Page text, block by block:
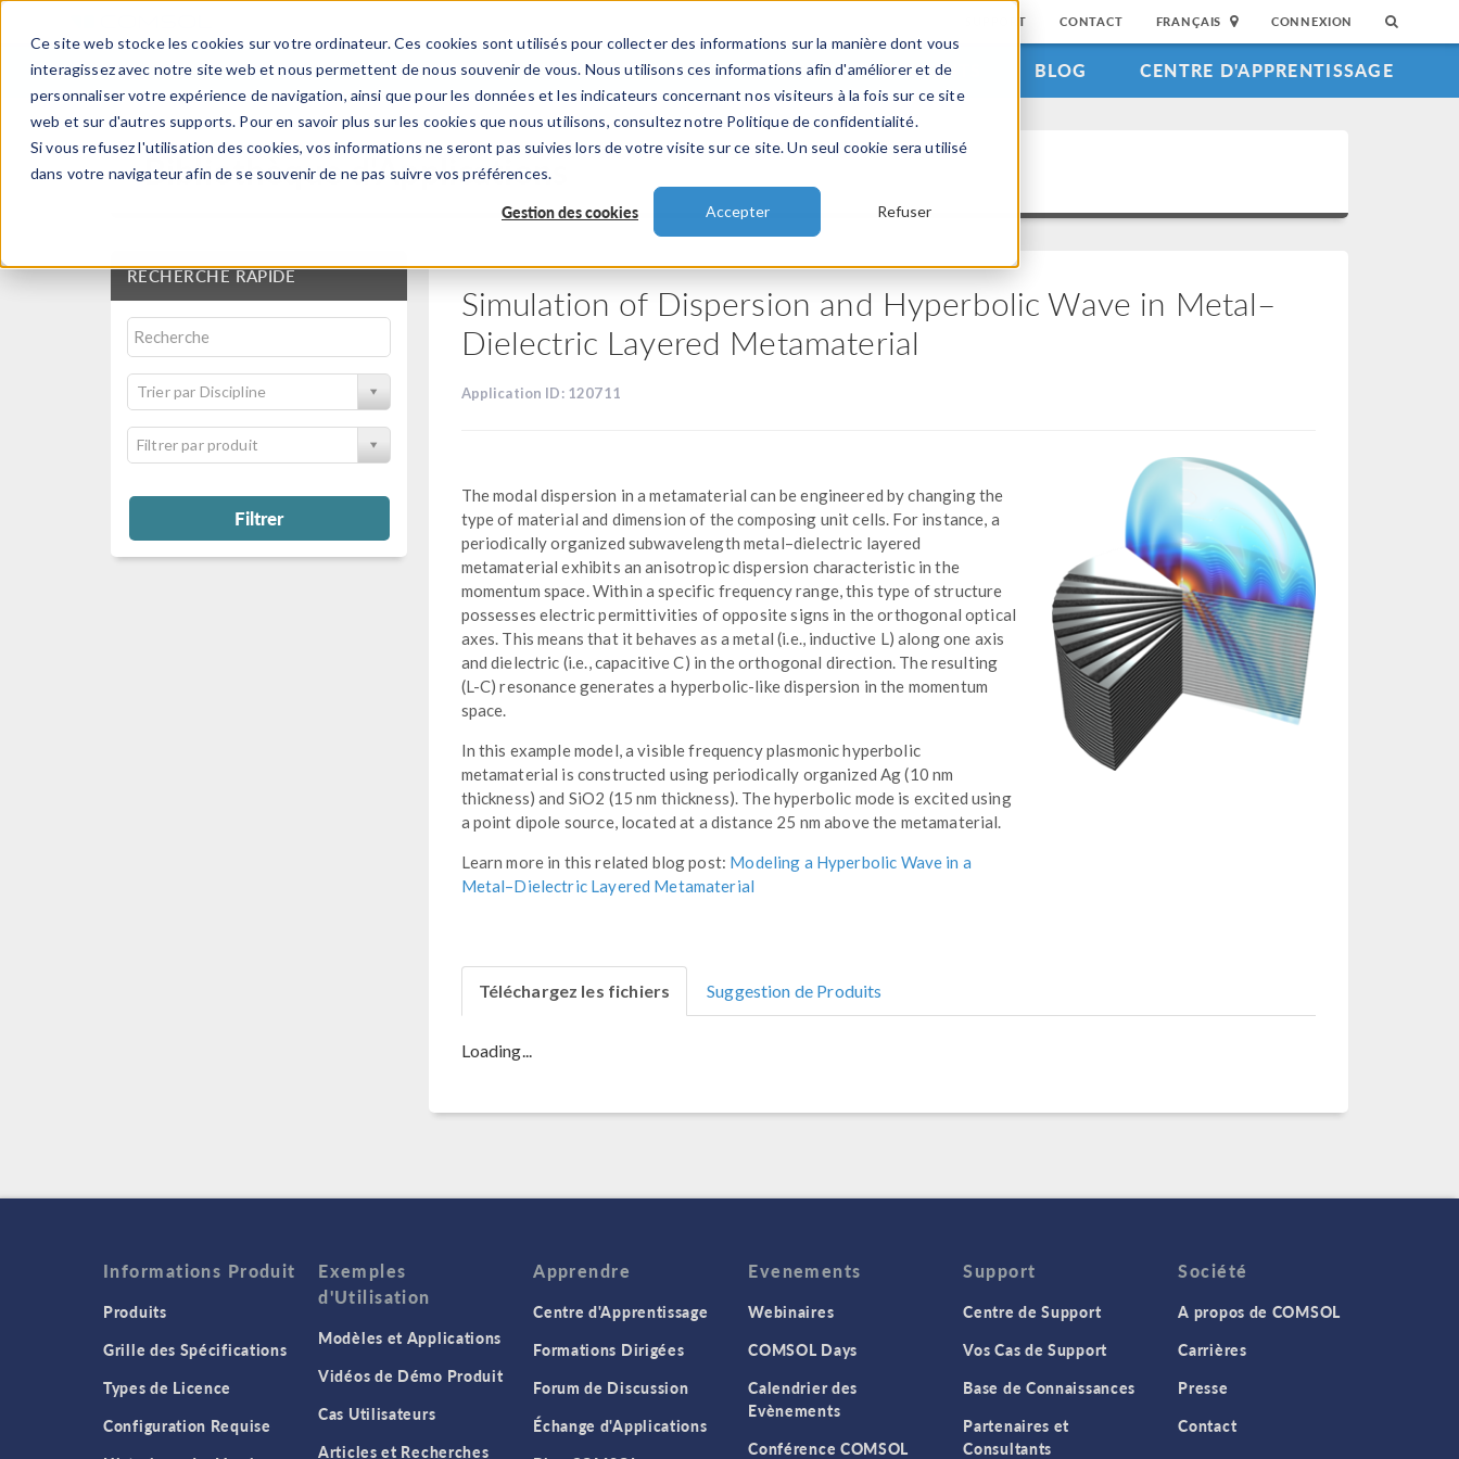
Ce site web stocke les cookies sur votre ordinateur. Ces cookies sont utilisés pour collecter des informations sur la manière dont vous
interagissez avec notre site web et nous permettent de nous souvenir de vous. Nous utilisons ces informations afin d'améliorer et de
personnaliser votre expérience de navigation, ainsi que pour les données et les indicateurs concernant nos visiteurs à la fois sur ce site
web et sur d'autres supports. Pour en savoir plus sur les cookies que nous utilisons, consultez notre Politique de confidentialité.
Si vous refusez l'utilisation des cookies, vos informations ne seront pas suivies lors de votre visite sur ce site. Un seul cookie sera utilisé
dans votre navigateur afin de se souvenir de ne pas suivre vos préférences.
Gestion des cookies Accepter Refuser
SUPPORT CONTACT FRANÇAIS CONNEXION
PRODUITS INDUSTRIES VIDEOS EVENEMENTS BLOG CENTRE D'APPRENTISSAGE
Bibliothèque d'Applications
RECHERCHE RAPIDE
Trier par Discipline
Filtrer par produit
Filtrer
Simulation of Dispersion and Hyperbolic Wave in Metal–
Dielectric Layered Metamaterial
Application ID: 120711
The modal dispersion in a metamaterial can be engineered by changing the
type of material and dimension of the composing unit cells. For instance, a
periodically organized subwavelength metal–dielectric layered
metamaterial exhibits an anisotropic dispersion characteristic in the
momentum space. Within a specific frequency range, this type of structure
possesses electric permittivities of opposite signs in the orthogonal optical
axes. This means that it behaves as a metal (i.e., inductive L) along one axis
and dielectric (i.e., capacitive C) in the orthogonal direction. The resulting
(L-C) resonance generates a hyperbolic-like dispersion in the momentum
space.
In this example model, a visible frequency plasmonic hyperbolic
metamaterial is constructed using periodically organized Ag (10 nm
thickness) and SiO2 (15 nm thickness). The hyperbolic mode is excited using
a point dipole source, located at a distance 25 nm above the metamaterial.
Learn more in this related blog post: Modeling a Hyperbolic Wave in a
Metal–Dielectric Layered Metamaterial
Téléchargez les fichiers Suggestion de Produits
Loading...
Informations Produit
Produits
Grille des Spécifications
Types de Licence
Configuration Requise
Exemples
d'Utilisation
Modèles et Applications
Vidéos de Démo Produit
Cas Utilisateurs
Articles et Recherches
Apprendre
Centre d'Apprentissage
Formations Dirigées
Forum de Discussion
Échange d'Applications
Evenements
Webinaires
COMSOL Days
Calendrier des
Evènements
Conférence COMSOL
Support
Centre de Support
Vos Cas de Support
Base de Connaissances
Partenaires et
Consultants
Société
A propos de COMSOL
Carrières
Presse
Contact